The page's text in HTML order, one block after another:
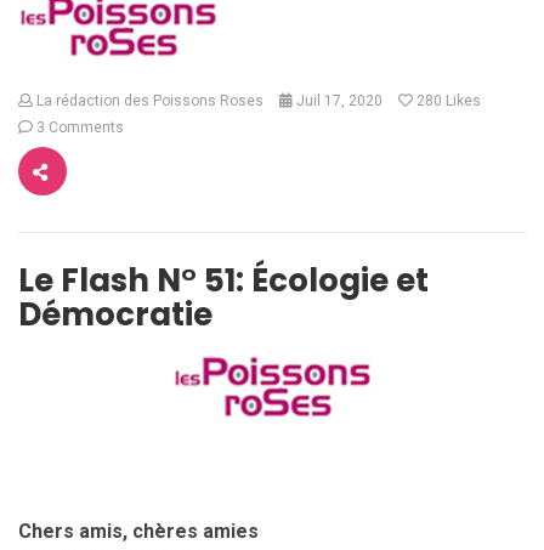
La rédaction des Poissons Roses Juil 17, 2020 280 Likes
3 Comments
Le Flash N° 51: Écologie et
Démocratie
Chers amis, chères amies